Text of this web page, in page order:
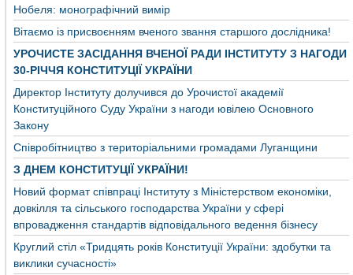
Нобеля: монографічний вимір
Вітаємо із присвоєнням вченого звання старшого дослідника!
УРОЧИСТЕ ЗАСІДАННЯ ВЧЕНОЇ РАДИ ІНСТИТУТУ З НАГОДИ
30-РІЧЧЯ КОНСТИТУЦІЇ УКРАЇНИ
Директор Інституту долучився до Урочистої академії
Конституційного Суду України з нагоди ювілею Основного
Закону
Співробітництво з територіальними громадами Луганщини
З ДНЕМ КОНСТИТУЦІЇ УКРАЇНИ!
Новий формат співпраці Інституту з Міністерством економіки,
довкілля та сільського господарства України у сфері
впровадження стандартів відповідального ведення бізнесу
Круглий стіл «Тридцять років Конституції України: здобутки та
виклики сучасності»